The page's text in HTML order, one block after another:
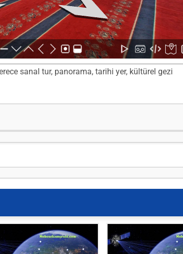
sanal tur, panorama, tarihi yer, kültürel gezi